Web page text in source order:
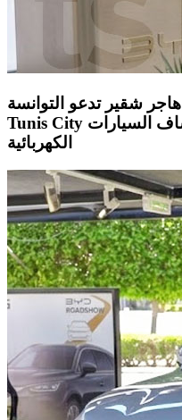
هاجر شقير تدعو التوانسة: BYD Roadshow ينطلق من
Tunis City إلى غاية 24 ماي لاكتشاف السيارات
الكهربائية